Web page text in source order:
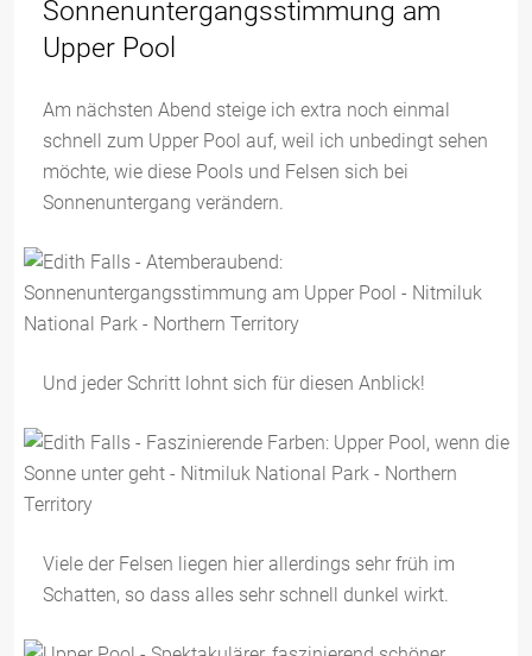
Sonnenuntergangsstimmung am
Upper Pool
Am nächsten Abend steige ich extra noch einmal
schnell zum Upper Pool auf, weil ich unbedingt sehen
möchte, wie diese Pools und Felsen sich bei
Sonnenuntergang verändern.
Und jeder Schritt lohnt sich für diesen Anblick!
Viele der Felsen liegen hier allerdings sehr früh im
Schatten, so dass alles sehr schnell dunkel wirkt.